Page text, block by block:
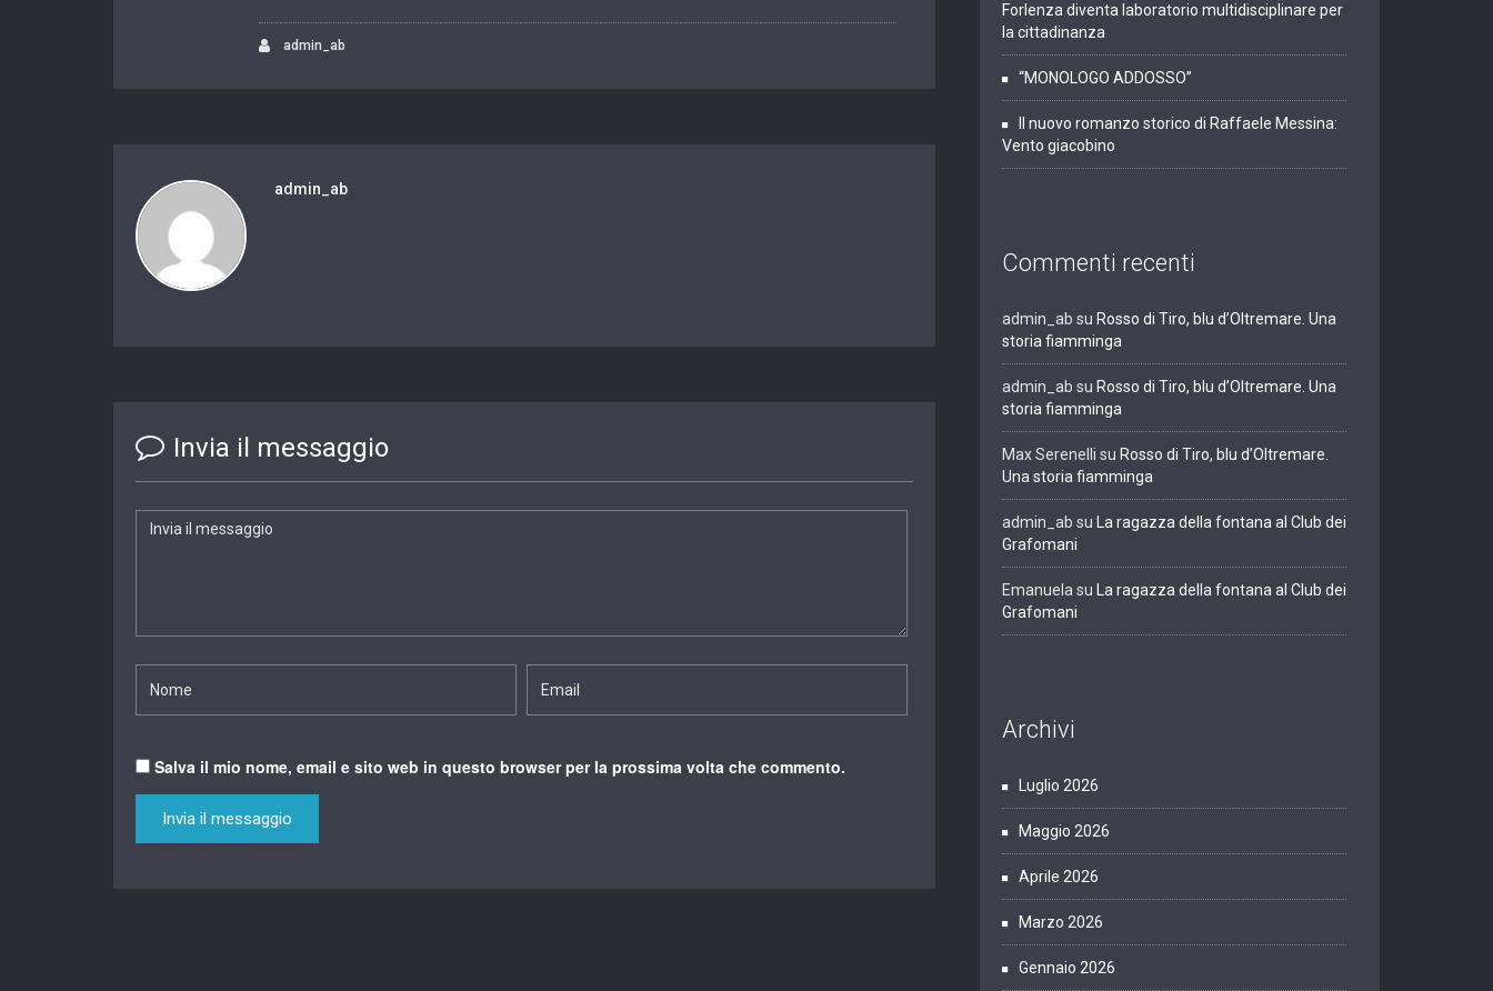
admin_ab
admin_ab
Invia il messaggio
Salva il mio nome, email e sito web in questo browser per la prossima volta che commento.
Forlenza diventa laboratorio multidisciplinare per
la cittadinanza
“MONOLOGO ADDOSSO”
Il nuovo romanzo storico di Raffaele Messina:
Vento giacobino
Commenti recenti
admin_ab su Rosso di Tiro, blu d’Oltremare. Una
storia fiamminga
admin_ab su Rosso di Tiro, blu d’Oltremare. Una
storia fiamminga
Max Serenelli su Rosso di Tiro, blu d’Oltremare.
Una storia fiamminga
admin_ab su La ragazza della fontana al Club dei
Grafomani
Emanuelasu La ragazza della fontana al Club dei
Grafomani
Archivi
Luglio 2026
Maggio 2026
Aprile 2026
Marzo 2026
Gennaio 2026